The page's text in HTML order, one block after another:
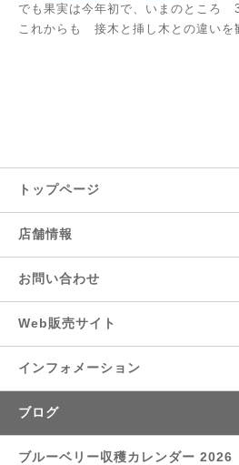
でも果実は今年初で、いまのところ
これからも 接木と挿し木との違い
トップページ
店舗情報
お問い合わせ
Web販売サイト
インフォメーション
ブログ
ブルーベリー収穫カレンダー 2026